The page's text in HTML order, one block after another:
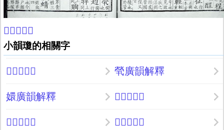
𡞦康熙字典
小韻瓊的相關字
𦽓廣韻解釋 煢廣韻解釋
嬛廣韻解釋 𦾵廣韻解釋
𨍶廣韻解釋 𢗋廣韻解釋